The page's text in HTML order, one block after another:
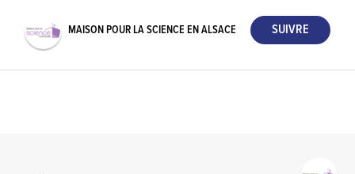
MAISON POUR LA SCIENCE EN ALSACE